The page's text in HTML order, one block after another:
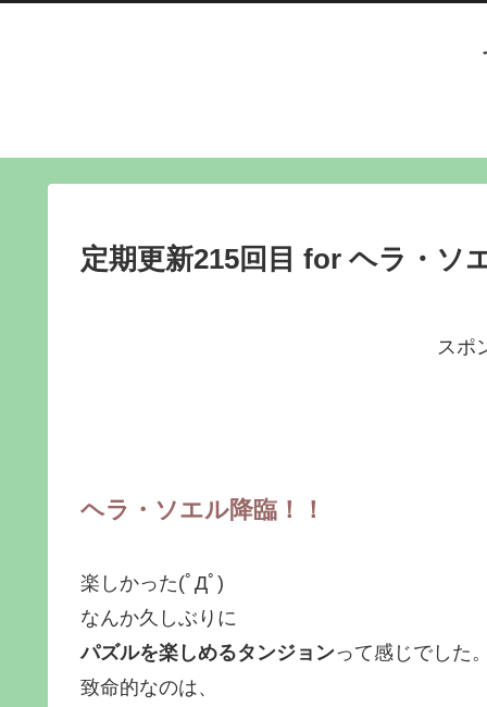
定期更新215回目 for ヘラ・ソ
スポ
ヘラ・ソエル降臨！！
楽しかった(ﾟДﾟ)
なんか久しぶりに
パズルを楽しめるタンジョンって感じでした。
致命的なのは、